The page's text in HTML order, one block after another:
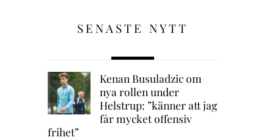
SENASTE NYTT
Kenan Busuladzic om
nya rollen under
Helstrup: ”känner att jag
får mycket offensiv
frihet”